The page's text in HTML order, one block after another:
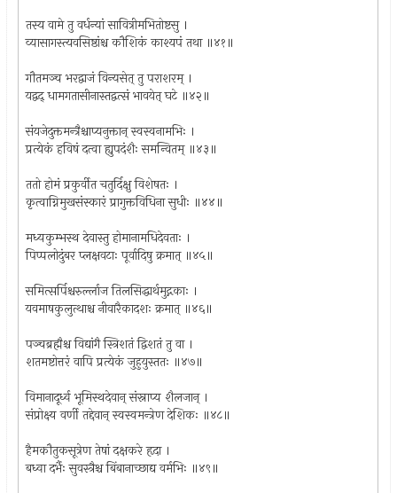
तस्य वामे तु वर्धन्यां सावित्रीमभितोष्टसु ।
व्यासागस्त्यवसिष्ठांश्च कौशिकं काश्यपं तथा ॥४१॥
गौतमञ्च भरद्वाजं विन्यसेत् तु पराशरम् ।
यद्वद् धामगतासीनास्तद्वत्सं भावयेत् घटे ॥४२॥
संयजेदुक्तमन्त्रैश्चाप्यनुक्तान् स्वस्वनामभिः ।
प्रत्येकं हविषं दत्वा ह्युपदंशैः समन्वितम् ॥४३॥
ततो होमं प्रकुर्वीत चतुर्दिक्षु विशेषतः ।
कृत्वाग्निमुखसंस्कारं प्रागुक्तविधिना सुधीः ॥४४॥
मध्यकुम्भस्थ देवास्तु होमानामधिदेवताः ।
पिप्पलोदुंबर प्लक्षवटाः पूर्वादिषु क्रमात् ॥४५॥
समित्सर्पिश्चरुर्ल्लाज तिलसिद्धार्थमुद्गकाः ।
यवमाषकुलुत्थाश्च नीवारैकादशः क्रमात् ॥४६॥
पञ्चब्रह्मैश्च विद्यांगै स्त्रिशतं द्विशतं तु वा ।
शतमष्टोत्तरं वापि प्रत्येकं जुहुयुस्ततः ॥४७॥
विमानादूर्ध्व भूमिस्थदेवान् संस्नाप्य शैलजान् ।
संप्रोक्ष्य वर्णी तद्देवान् स्वस्वमन्त्रेण देशिकः ॥४८॥
हैमकौतुकसूत्रेण तेषां दक्षकरे हृदा ।
बध्वा दर्भैः सुवस्त्रैश्च बिंबानाच्छाद्य वर्मभिः ॥४९॥